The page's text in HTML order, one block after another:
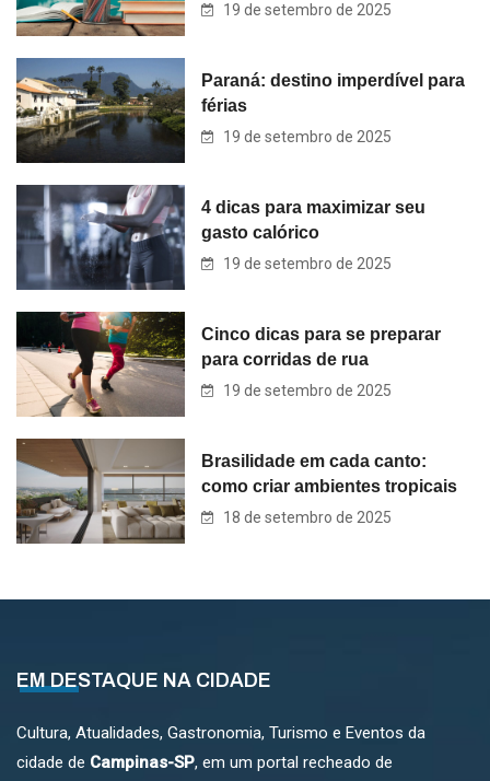
19 de setembro de 2025
Paraná: destino imperdível para
férias
19 de setembro de 2025
4 dicas para maximizar seu
gasto calórico
19 de setembro de 2025
Cinco dicas para se preparar
para corridas de rua
19 de setembro de 2025
Brasilidade em cada canto:
como criar ambientes tropicais
18 de setembro de 2025
EM DESTAQUE NA CIDADE
Cultura, Atualidades, Gastronomia, Turismo e Eventos da
cidade de Campinas-SP, em um portal recheado de